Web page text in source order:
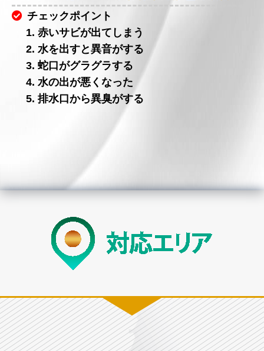
チェックポイント
1. 赤いサビが出てしまう
2. 水を出すと異音がする
3. 蛇口がグラグラする
4. 水の出が悪くなった
5. 排水口から異臭がする